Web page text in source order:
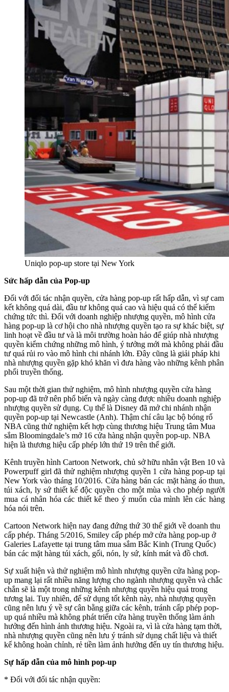
Uniqlo pop-up store tại New York
Sức hấp dẫn của Pop-up
Đối với đối tác nhận quyền, cửa hàng pop-up rất hấp dẫn, vì sự cam
kết không quá dài, đầu tư không quá cao và hiệu quả có thể kiểm
chứng tức thì. Đối với doanh nghiệp nhượng quyền, mô hình cửa
hàng pop-up là cơ hội cho nhà nhượng quyền tạo ra sự khác biệt, sự
linh hoạt về đầu tư và là môi trường hoàn hảo để giúp nhà nhượng
quyền kiểm chứng những mô hình, ý tưởng mới mà không phải đầu
tư quá rủi ro vào mô hình chi nhánh lớn. Đây cũng là giải pháp khi
nhà nhượng quyền gặp khó khăn vì đưa hàng vào những kênh phân
phối truyền thống.
Sau một thời gian thử nghiệm, mô hình nhượng quyền cửa hàng
pop-up đã trở nên phổ biến và ngày càng được nhiều doanh nghiệp
nhượng quyền sử dụng. Cụ thể là Disney đã mở chi nhánh nhận
quyền pop-up tại Newcastle (Anh). Thậm chí câu lạc bộ bóng rổ
NBA cũng thử nghiệm kết hợp cùng thương hiệu Trung tâm Mua
sắm Bloomingdale’s mở 16 cửa hàng nhận quyền pop-up. NBA
hiện là thương hiệu cấp phép lớn thứ 19 trên thế giới.
Kênh truyền hình Cartoon Network, chủ sở hữu nhân vật Ben 10 và
Powerpuff girl đã thử nghiệm nhượng quyền 1 cửa hàng pop-up tại
New York vào tháng 10/2016. Cửa hàng bán các mặt hàng áo thun,
túi xách, ly sứ thiết kế độc quyền cho một mùa và cho phép người
mua cá nhân hóa các thiết kế theo ý muốn của mình lên các hàng
hóa nói trên.
Cartoon Network hiện nay đang đứng thứ 30 thế giới về doanh thu
cấp phép. Tháng 5/2016, Smiley cấp phép mở cửa hàng pop-up ở
Galeries Lafayette tại trung tâm mua sắm Bắc Kinh (Trung Quốc)
bán các mặt hàng túi xách, gối, nón, ly sứ, kính mát và đồ chơi.
Sự xuất hiện và thử nghiệm mô hình nhượng quyền cửa hàng pop-
up mang lại rất nhiều năng lượng cho ngành nhượng quyền và chắc
chắn sẽ là một trong những kênh nhượng quyền hiệu quả trong
tương lai. Tuy nhiên, để sử dụng tốt kênh này, nhà nhượng quyền
cũng nên lưu ý về sự cân bằng giữa các kênh, tránh cấp phép pop-
up quá nhiều mà không phát triển cửa hàng truyền thống làm ảnh
hưởng đến hình ảnh thương hiệu. Ngoài ra, vì là cửa hàng tạm thời,
nhà nhượng quyền cũng nên lưu ý tránh sử dụng chất liệu và thiết
kế không hoàn chỉnh, rẻ tiền làm ảnh hưởng đến uy tín thương hiệu.
Sự hấp dẫn của mô hình pop-up
* Đối với đối tác nhận quyền: